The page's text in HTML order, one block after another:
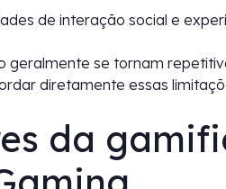
de interação social e
geralmente se tornam
diretamente essas
da